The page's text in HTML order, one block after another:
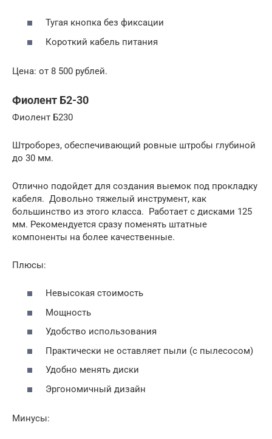
Тугая кнопка без фиксации
Короткий кабель питания
Цена: от 8 500 рублей.
Фиолент Б2-30
Фиолент Б230
Штроборез, обеспечивающий ровные штробы глубиной
до 30 мм.
Отлично подойдет для создания выемок под прокладку
кабеля. Довольно тяжелый инструмент, как
большинство из этого класса. Работает с дисками 125
мм. Рекомендуется сразу поменять штатные
компоненты на более качественные.
Плюсы:
Невысокая стоимость
Мощность
Удобство использования
Практически не оставляет пыли (с пылесосом)
Удобно менять диски
Эргономичный дизайн
Минусы: